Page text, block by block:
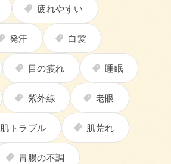
疲れやすい
発汗 白髪
目の疲れ 睡眠
紫外線 老眼
肌トラブル 肌荒れ
胃腸の不調